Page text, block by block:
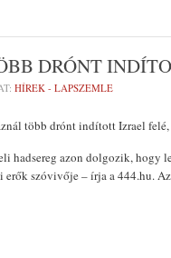
DRÓNT
HÍREK - LAPSZEMLE
több drónt indított Izrael
hadsereg azon dolgozik, hogy
erők szóvivője – írja a 444.hu.